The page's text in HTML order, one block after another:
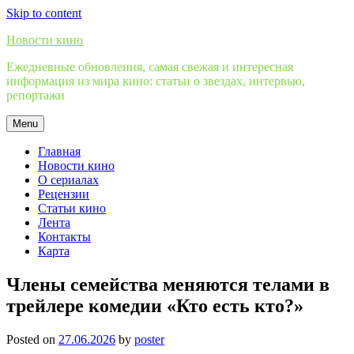
Skip to content
Новости кино
Ежедневные обновления, самая свежая и интересная
информация из мира кино: статьи о звездах, интервью,
репортажи
Menu
Главная
Новости кино
О сериалах
Рецензии
Статьи кино
Лента
Контакты
Карта
Члены семейства меняются телами в
трейлере комедии «Кто есть кто?»
Posted on 27.06.2026 by poster